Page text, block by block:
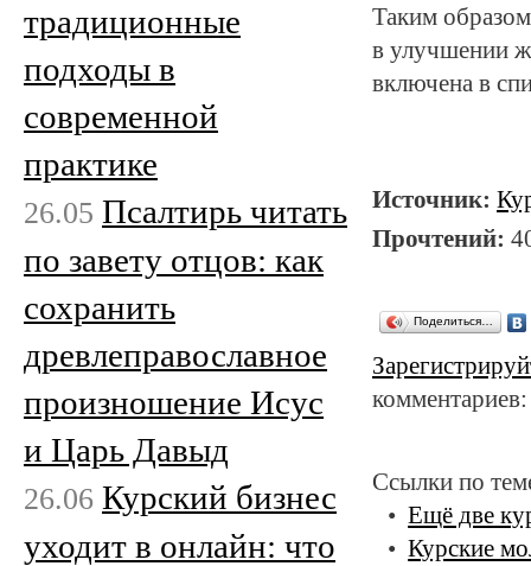
Таким
в улучшении
включена в
Источник:
Прочтений:
Поделиться…
Ссылки по
Ещё две
Курские
традиционные
подходы в
современной
практике
26.05 Псалтирь читать
по завету отцов: как
сохранить
древлеправославное
произношение Исус
и Царь Давыд
26.06 Курский бизнес
уходит в онлайн: что